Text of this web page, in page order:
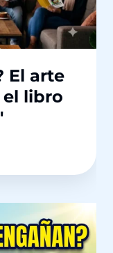
El arte
libro